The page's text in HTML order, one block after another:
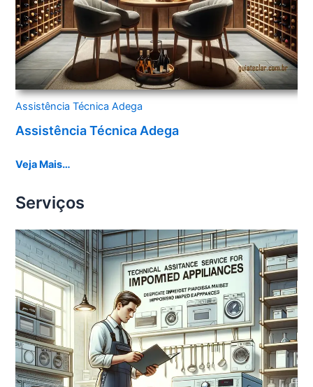
Assistência Técnica Adega
Assistência Técnica Adega
Veja Mais…
Serviços